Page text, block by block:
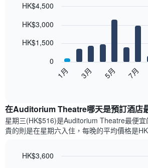
chart
12
顯
示
每
個
的
graphic.
1月 3月 5月 7月
0
HK$1,500
HK$3,000
HK$4,500
在Auditorium Theatre哪天是預訂酒店
星期三(HK$516)是Auditorium Theatre​最便
貴的則是在星期六​入住，每晚的平均價格是
HK$3,600